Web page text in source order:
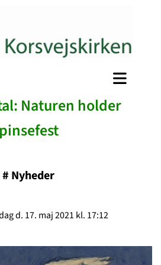
Naturen holder
pinsefest
# Nyheder
d. 17. maj 2021 kl. 17:12